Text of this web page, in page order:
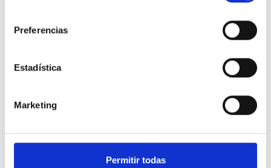
Preferencias
Estadística
Marketing
Permitir todas
DIG-T 103kW N-Connecta